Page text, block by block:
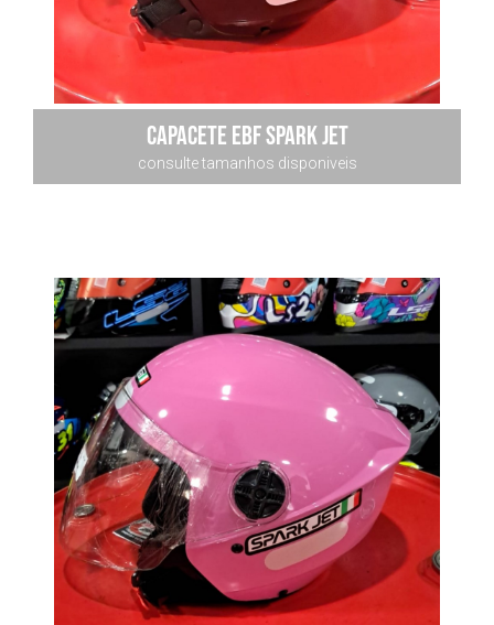
capacete ebf spark jet
consulte tamanhos disponiveis